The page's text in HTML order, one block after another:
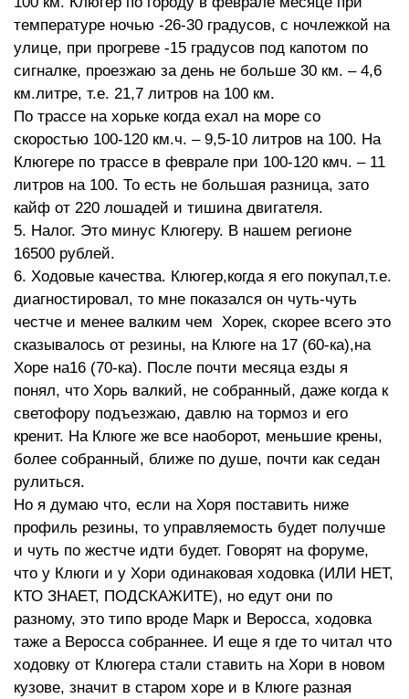
температуре ночью -26-30 градусов, с ночлежкой на
улице, при прогреве -15 градусов под капотом по
сигналке, проезжаю за день не больше 30 км. – 4,6
км.литре, т.е. 21,7 литров на 100 км.
По трассе на хорьке когда ехал на море со
скоростью 100-120 км.ч. – 9,5-10 литров на 100. На
Клюгере по трассе в феврале при 100-120 кмч. – 11
литров на 100. То есть не большая разница, зато
кайф от 220 лошадей и тишина двигателя.
5. Налог. Это минус Клюгеру. В нашем регионе
16500 рублей.
6. Ходовые качества. Клюгер,когда я его покупал,т.е.
диагностировал, то мне показался он чуть-чуть
честче и менее валким чем Хорек, скорее всего это
сказывалось от резины, на Клюге на 17 (60-ка),на
Хоре на16 (70-ка). После почти месяца езды я
понял, что Хорь валкий, не собранный, даже когда к
светофору подъезжаю, давлю на тормоз и его
кренит. На Клюге же все наоборот, меньшие крены,
более собранный, ближе по душе, почти как седан
рулиться.
Но я думаю что, если на Хоря поставить ниже
профиль резины, то управляемость будет получше
и чуть по жестче идти будет. Говорят на форуме,
что у Клюги и у Хори одинаковая ходовка (ИЛИ НЕТ,
КТО ЗНАЕТ, ПОДСКАЖИТЕ), но едут они по
разному, это типо вроде Марк и Веросса, ходовка
таже а Веросса собраннее. И еще я где то читал что
ходовку от Клюгера стали ставить на Хори в новом
кузове, значит в старом хоре и в Клюге разная